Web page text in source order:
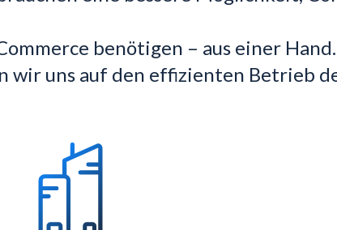
benötigen – aus einer
wir uns auf den effizienten Betrieb